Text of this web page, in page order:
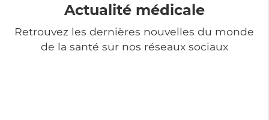
Actualité médicale
Retrouvez les dernières nouvelles du monde
de la santé sur nos réseaux sociaux